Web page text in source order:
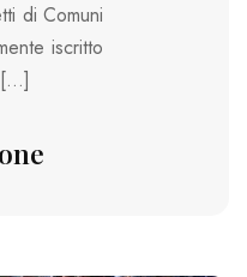
di Comuni
iscritto
[…]